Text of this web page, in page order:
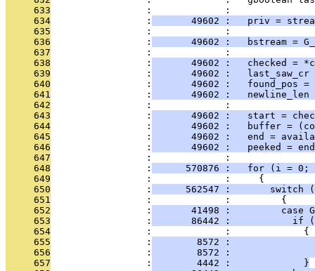
     633
                 :             :
     634
                 :
49602 :   priv =
     635
                 :             :
     636
                 :
49602 :   bstream =
     637
                 :             :
     638
                 :
49602 :   checked =
     639
                 :
49602 :   last_saw_cr
     640
                 :
49602 :   found_pos =
     641
                 :
49602 :   newline_len
     642
                 :             :
     643
                 :
49602 :   start =
     644
                 :
49602 :   buffer =
     645
                 :
49602 :   end =
     646
                 :
49602 :   peeked =
     647
                 :             :
     648
                 :
570876 :   for (i = 0;
     649
                 :             :     {
     650
                 :
562547 :       switch
     651
                 :             :         {
     652
                 :
41498 :         case
     653
                 :
86442 :           if
     654
                 :             :             {
     655
                 :
8572 :
     656
                 :
8572 :
     657
                 :
        4442 :             }